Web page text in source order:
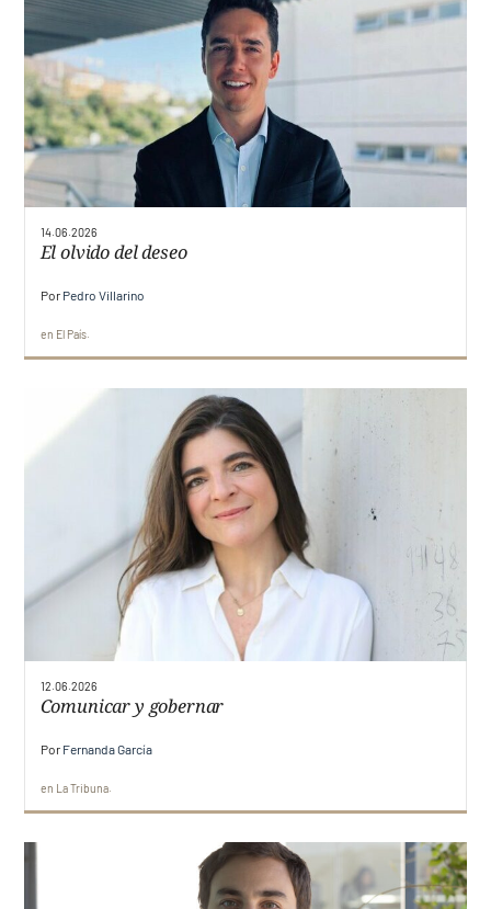
14.06.2026
El olvido del deseo
Por Pedro Villarino
en El País
12.06.2026
Comunicar y gobernar
Por Fernanda García
en La Tribuna